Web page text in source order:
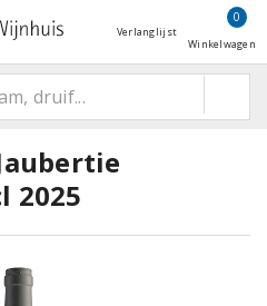
Verlanglijst
0
Winkelwagen
2025